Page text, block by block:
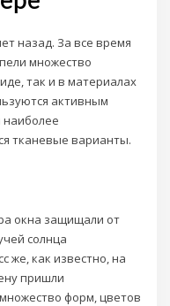
назад. За все время
множество
так и в материалах
активным
наиболее
тканевые варианты.
окна защищали от
солнца
же, как известно, на
пришли
форм, цветов